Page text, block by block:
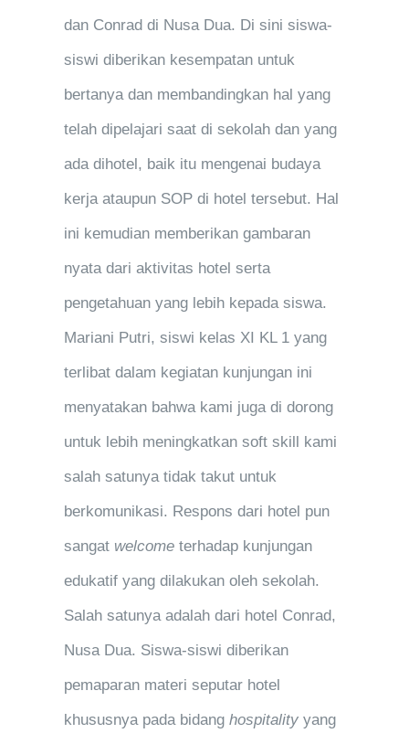
dan Conrad di Nusa Dua. Di sini siswa-
siswi diberikan kesempatan untuk
bertanya dan membandingkan hal yang
telah dipelajari saat di sekolah dan yang
ada dihotel, baik itu mengenai budaya
kerja ataupun SOP di hotel tersebut. Hal
ini kemudian memberikan gambaran
nyata dari aktivitas hotel serta
pengetahuan yang lebih kepada siswa.
Mariani Putri, siswi kelas XI KL 1 yang
terlibat dalam kegiatan kunjungan ini
menyatakan bahwa kami juga di dorong
untuk lebih meningkatkan soft skill kami
salah satunya tidak takut untuk
berkomunikasi. Respons dari hotel pun
sangat welcome terhadap kunjungan
edukatif yang dilakukan oleh sekolah.
Salah satunya adalah dari hotel Conrad,
Nusa Dua. Siswa-siswi diberikan
pemaparan materi seputar hotel
khususnya pada bidang hospitality yang